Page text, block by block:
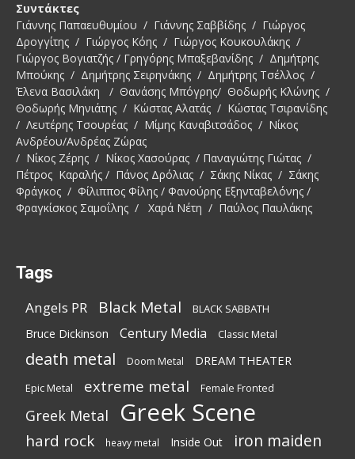
Συντάκτες
Γιάννης Παπαευθυμίου / Γιάννης Σαββίδης / Γιώργος
Δρογγίτης / Γιώργος Κόης / Γιώργος Κουκουλάκης /
Γιώργος Βογιατζής / Γρηγόρης Μπαξεβανίδης / Δημήτρης
Μπούκης / Δημήτρης Σειρηνάκης / Δημήτρης Τσέλλος /
Έλενα Βασιλάκη / Θανάσης Μπόγρης/ Θοδωρής Κλώνης /
Θοδωρής Μηνιάτης / Κώστας Αλατάς / Κώστας Τσιρανίδης
/ Λευτέρης Τσουρέας / Μίμης Καναβιτσάδος / Νίκος
Ανδρέου/Ανδρέας Ζώρας
/ Νίκος Ζέρης / Νίκος Χασούρας / Παναγιώτης Γιώτας /
Πέτρος Καραλής / Πάνος Δρόλιας / Σάκης Νίκας / Σάκης
Φράγκος / Φίλιππος Φίλης / Φανούρης Εξηνταβελόνης /
Φραγκίσκος Σαμοΐλης / Χαρά Νέτη / Παύλος Παυλάκης
Tags
Angels PR Black Metal BLACK SABBATH
Bruce Dickinson Century Media Classic Metal
death metal Doom Metal DREAM THEATER
Epic Metal extreme metal Female Fronted
Greek Metal Greek Scene
hard rock heavy metal Inside Out iron maiden